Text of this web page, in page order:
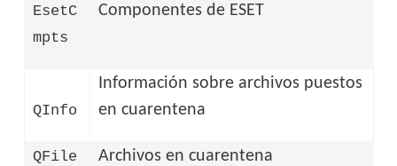
EsetC
mpts
Componentes de ESET
QInfo
Información sobre archivos puestos
en cuarentena
QFile
Archivos en cuarentena